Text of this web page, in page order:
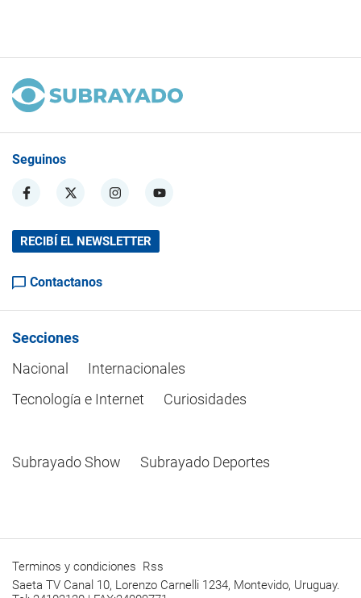
Seguinos
RECIBÍ EL NEWSLETTER
Contactanos
Secciones
Nacional
Internacionales
Tecnología e Internet
Curiosidades
Subrayado Show Subrayado Deportes
Terminos y condiciones Rss
Saeta TV Canal 10, Lorenzo Carnelli 1234, Montevido, Uruguay.